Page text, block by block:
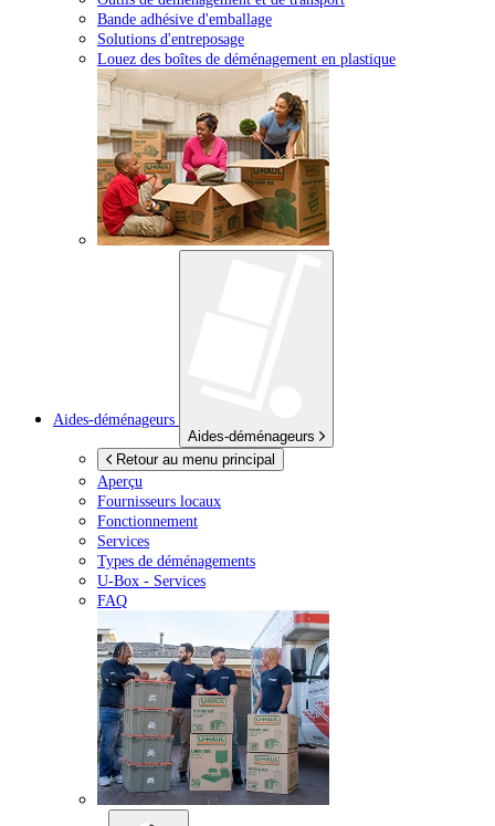
Bande adhésive d'emballage
Solutions d'entreposage
Louez des boîtes de déménagement en plastique
Aides-déménageurs
Aides-déménageurs
Retour au menu principal
Aperçu
Fournisseurs locaux
Fonctionnement
Services
Types de déménagements
U-Box - Services
FAQ